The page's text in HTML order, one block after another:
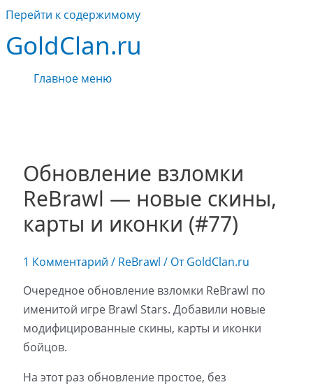
Перейти к содержимому
GoldClan.ru
Главное меню
Обновление взломки
ReBrawl — новые скины,
карты и иконки (#77)
1 Комментарий / ReBrawl / От GoldClan.ru
Очередное обновление взломки ReBrawl по
именитой игре Brawl Stars. Добавили новые
модифицированные скины, карты и иконки
бойцов.
На этот раз обновление простое, без